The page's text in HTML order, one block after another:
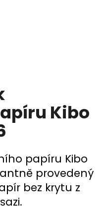
Kibo
papíru Kibo
provedený
bez krytu z